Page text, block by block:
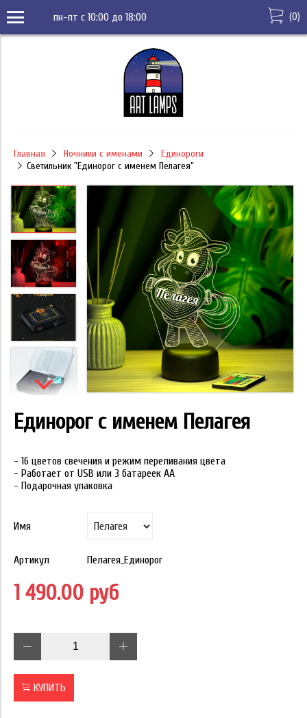
пн-пт с 10:00 до 18:00 (0)
Главная Ночники с именами
Единороги
Светильник "Единорог с именем Пелагея"
Единорог с именем Пелагея
- 16 цветов свечения и режим переливания цвета
- Работает от USB или 3 батареек АА
- Подарочная упаковка
Имя
Артикул Пелагея_Единорог
1 490.00 руб
КУПИТЬ